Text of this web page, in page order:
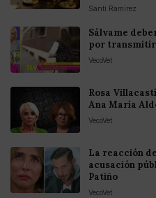
Santi Ramirez
Sálvame
por transmitir
VecoVet
Rosa
Ana María
VecoVet
La reacción
acusación
Patiño
VecoVet